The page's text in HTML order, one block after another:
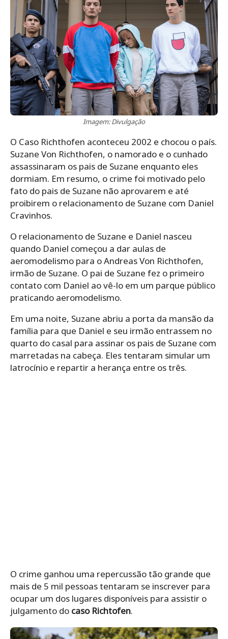
Imagem: Divulgação
O Caso Richthofen aconteceu 2002 e chocou o país.
Suzane Von Richthofen, o namorado e o cunhado
assassinaram os pais de Suzane enquanto eles
dormiam. Em resumo, o crime foi motivado pelo
fato do pais de Suzane não aprovarem e até
proibirem o relacionamento de Suzane com Daniel
Cravinhos.
O relacionamento de Suzane e Daniel nasceu
quando Daniel começou a dar aulas de
aeromodelismo para o Andreas Von Richthofen,
irmão de Suzane. O pai de Suzane fez o primeiro
contato com Daniel ao vê-lo em um parque público
praticando aeromodelismo.
Em uma noite, Suzane abriu a porta da mansão da
família para que Daniel e seu irmão entrassem no
quarto do casal para assinar os pais de Suzane com
marretadas na cabeça. Eles tentaram simular um
latrocínio e repartir a herança entre os três.
O crime ganhou uma repercussão tão grande que
mais de 5 mil pessoas tentaram se inscrever para
ocupar um dos lugares disponíveis para assistir o
julgamento do caso Richtofen.